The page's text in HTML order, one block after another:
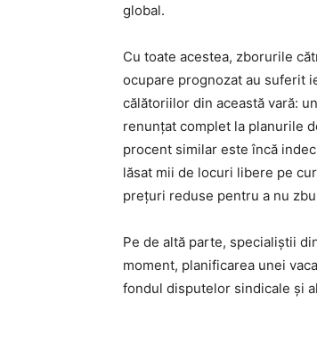
global.
Cu toate acestea, zborurile
ocupare prognozat au suferit
călătoriilor din această vară:
renunțat complet la planurile
procent similar este încă
lăsat mii de locuri libere pe
prețuri reduse pentru a nu
Pe de altă parte, specialiștii
moment, planificarea unei
fondul disputelor sindicale și